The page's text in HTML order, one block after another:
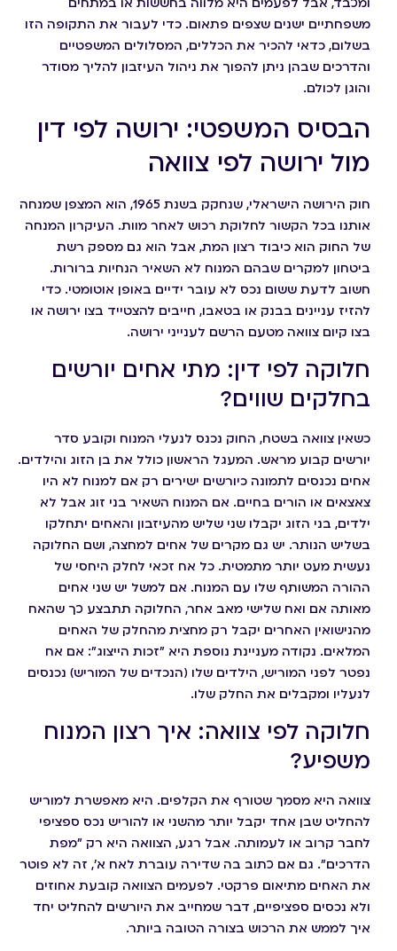
ומכבד, אבל לפעמים היא מלווה בחששות או במתחים
משפחתיים ישנים שצפים פתאום. כדי לעבור את התקופה הזו
בשלום, כדאי להכיר את הכללים, המסלולים המשפטיים
והדרכים שבהן ניתן להפוך את ניהול העיזבון להליך מסודר
והוגן לכולם.
הבסיס המשפטי: ירושה לפי דין
מול ירושה לפי צוואה
חוק הירושה הישראלי, שנחקק בשנת 1965, הוא המצפן שמנחה
אותנו בכל הקשור לחלוקת רכוש לאחר מוות. העיקרון המנחה
של החוק הוא כיבוד רצון המת, אבל הוא גם מספק רשת
ביטחון למקרים שבהם המנוח לא השאיר הנחיות ברורות.
חשוב לדעת ששום נכס לא עובר ידיים באופן אוטומטי. כדי
להזיז עניינים בבנק או בטאבו, חייבים להצטייד בצו ירושה או
בצו קיום צוואה מטעם הרשם לענייני ירושה.
חלוקה לפי דין: מתי אחים יורשים
בחלקים שווים?
כשאין צוואה בשטח, החוק נכנס לנעלי המנוח וקובע סדר
יורשים קבוע מראש. המעגל הראשון כולל את בן הזוג והילדים.
אחים נכנסים לתמונה כיורשים ישירים רק אם למנוח לא היו
צאצאים או הורים בחיים. אם המנוח השאיר בני זוג אבל לא
ילדים, בני הזוג יקבלו שני שליש מהעיזבון והאחים יתחלקו
בשליש הנותר. יש גם מקרים של אחים למחצה, ושם החלוקה
נעשית מעט יותר מתמטית. כל אח זכאי לחלק היחסי של
ההורה המשותף שלו עם המנוח. אם למשל יש שני אחים
מאותה אם ואח שלישי מאב אחר, החלוקה תתבצע כך שהאח
מהנישואין האחרים יקבל רק מחצית מהחלק של האחים
המלאים. נקודה מעניינת נוספת היא "זכות הייצוג": אם אח
נפטר לפני המוריש, הילדים שלו (הנכדים של המוריש) נכנסים
לנעליו ומקבלים את החלק שלו.
חלוקה לפי צוואה: איך רצון המנוח
משפיע?
צוואה היא מסמך שטורף את הקלפים. היא מאפשרת למוריש
להחליט שבן אחד יקבל יותר מהשני או להוריש נכס ספציפי
לחבר קרוב או לעמותה. אבל רגע, הצוואה היא רק "מפת
הדרכים". גם אם כתוב בה שדירה עוברת לאח א', זה לא פוטר
את האחים מתיאום פרקטי. לפעמים הצוואה קובעת אחוזים
ולא נכסים ספציפיים, דבר שמחייב את היורשים להחליט יחד
איך לממש את הרכוש בצורה הטובה ביותר.